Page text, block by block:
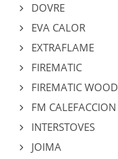
DOVRE
EVA CALOR
EXTRAFLAME
FIREMATIC
FIREMATIC WOOD
FM CALEFACCION
INTERSTOVES
JOIMA